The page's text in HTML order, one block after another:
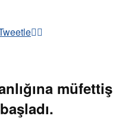
müfettiş